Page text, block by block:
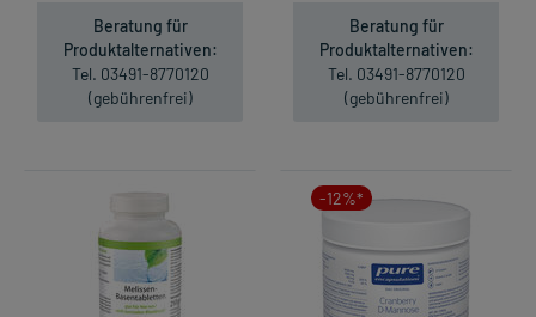
Beratung für
Produktalternativen:
Tel. 03491-8770120
(gebührenfrei)
Beratung für
Produktalternativen:
Tel. 03491-8770120
(gebührenfrei)
-12%*